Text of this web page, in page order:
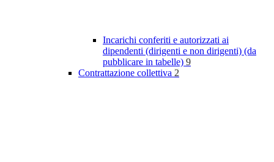
Incarichi conferiti e autorizzati ai
dipendenti (dirigenti e non dirigenti) (da
pubblicare in tabelle) 9
Contrattazione collettiva 2